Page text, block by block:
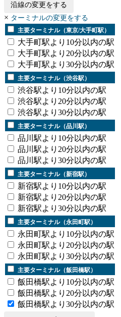
沿線の変更をする
× ターミナルの変更をする
主要ターミナル（東京/大手町駅）
大手町駅より10分以内の駅
大手町駅より20分以内の駅
大手町駅より30分以内の駅
主要ターミナル（渋谷駅）
渋谷駅より10分以内の駅
渋谷駅より20分以内の駅
渋谷駅より30分以内の駅
主要ターミナル（品川駅）
品川駅より10分以内の駅
品川駅より20分以内の駅
品川駅より30分以内の駅
主要ターミナル（新宿駅）
新宿駅より10分以内の駅
新宿駅より20分以内の駅
新宿駅より30分以内の駅
主要ターミナル（永田町駅）
永田町駅より10分以内の駅
永田町駅より20分以内の駅
永田町駅より30分以内の駅
主要ターミナル（飯田橋駅）
飯田橋駅より10分以内の駅
飯田橋駅より20分以内の駅
飯田橋駅より30分以内の駅